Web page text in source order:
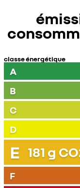
classe énergétique
A
B
C
D
E 181 g
F